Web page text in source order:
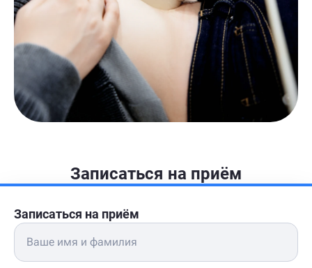
Записаться на приём
Записаться на приём